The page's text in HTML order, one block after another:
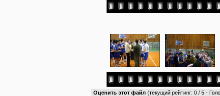
Оценить этот файл (текущий рейтинг: 0 / 5 -